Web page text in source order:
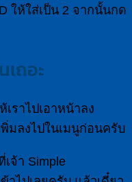
ให้ใส่เป็น 2 จากนั้นกด
ถอะ
ราไปเอาหน้าลง
มลงไปในเมนูก่อนครับ
จ้า Simple